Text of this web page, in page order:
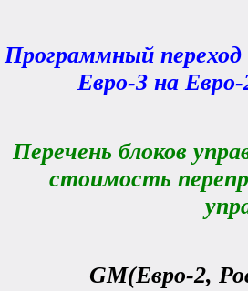
Программный
Евро-3 на
Перечень блоков
стоимость
GM(Евро-2,